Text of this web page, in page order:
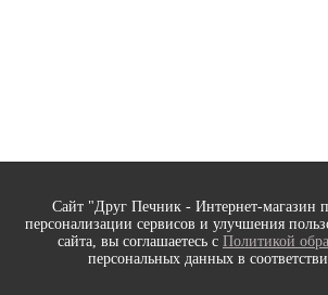
Сайт "Друг Печник - Интернет-магазин
персонализации сервисов и улучшения
сайта, вы соглашаетесь с Политикой
персональных данных в